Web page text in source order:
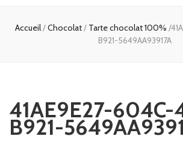
Accueil/Chocolat/ Tarte chocolat 100% /
B921-5649AA93917A
41AE9E27-604C-
B921-